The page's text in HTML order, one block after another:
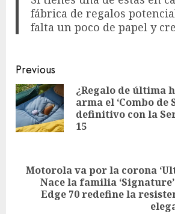
fábrica de regalos
falta un poco de papel y
Post
navigation
Previous
¿Regalo de última
arma el ‘Combo de
definitivo con la
15
Motorola va por la corona
Nace la familia
Edge 70 redefine la